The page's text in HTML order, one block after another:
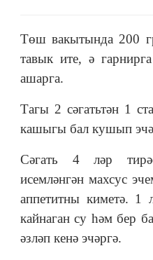
Төш вакытында 200
тавык ите, ә
ашарга.
Тагы 2 сәгатьтән 1
кашыгы бал кушып
Сәгать 4 ләр
исемләнгән махсус
аппетитны киметә. 1
кайнаган су һәм бер
әзләп кенә эчәргә.